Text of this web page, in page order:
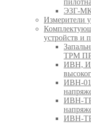
ЭЗГ-
Измерители
устройств и
ТРМ
ИВН,
ИВН-
ИВН-
ИВН-